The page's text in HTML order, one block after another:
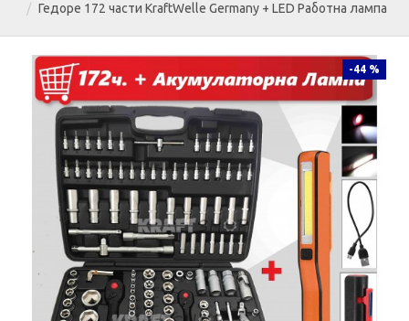
Гедоре 172 части KraftWelle Germany + LED Работна лампа
-44 %